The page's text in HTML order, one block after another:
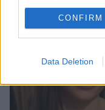
CONFIRM
Data Deletion